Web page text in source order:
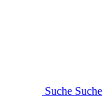
Suche Suche